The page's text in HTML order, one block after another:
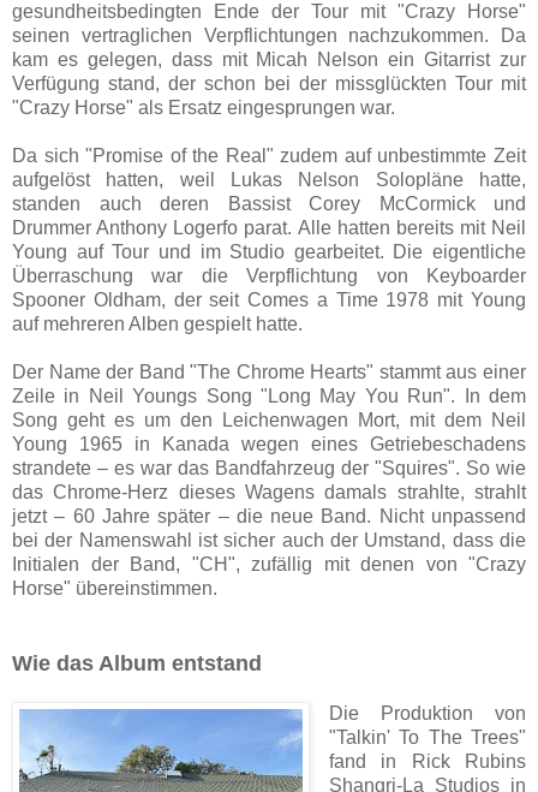
gesundheitsbedingten Ende der Tour mit "Crazy Horse"
seinen vertraglichen Verpflichtungen nachzukommen. Da
kam es gelegen, dass mit Micah Nelson ein Gitarrist zur
Verfügung stand, der schon bei der missglückten Tour mit
"Crazy Horse" als Ersatz eingesprungen war.
Da sich "Promise of the Real" zudem auf unbestimmte Zeit
aufgelöst hatten, weil Lukas Nelson Solopläne hatte,
standen auch deren Bassist Corey McCormick und
Drummer Anthony Logerfo parat. Alle hatten bereits mit Neil
Young auf Tour und im Studio gearbeitet. Die eigentliche
Überraschung war die Verpflichtung von Keyboarder
Spooner Oldham, der seit Comes a Time 1978 mit Young
auf mehreren Alben gespielt hatte.
Der Name der Band "The Chrome Hearts" stammt aus einer
Zeile in Neil Youngs Song "Long May You Run". In dem
Song geht es um den Leichenwagen Mort, mit dem Neil
Young 1965 in Kanada wegen eines Getriebeschadens
strandete – es war das Bandfahrzeug der "Squires". So wie
das Chrome-Herz dieses Wagens damals strahlte, strahlt
jetzt – 60 Jahre später – die neue Band. Nicht unpassend
bei der Namenswahl ist sicher auch der Umstand, dass die
Initialen der Band, "CH", zufällig mit denen von "Crazy
Horse" übereinstimmen.
Wie das Album entstand
Die Produktion von
"Talkin' To The Trees"
fand in Rick Rubins
Shangri-La Studios in